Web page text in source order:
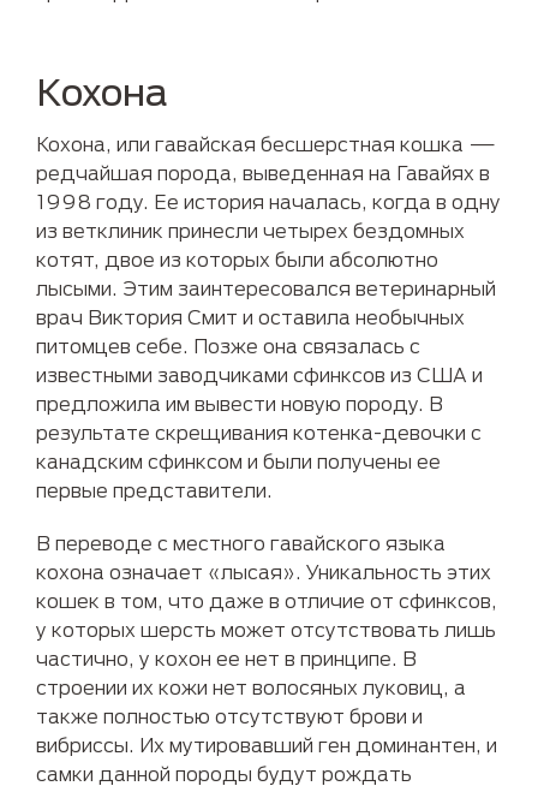
Кохона
Кохона, или гавайская бесшерстная кошка —
редчайшая порода, выведенная на Гавайях в
1998 году. Ее история началась, когда в одну
из ветклиник принесли четырех бездомных
котят, двое из которых были абсолютно
лысыми. Этим заинтересовался ветеринарный
врач Виктория Смит и оставила необычных
питомцев себе. Позже она связалась с
известными заводчиками сфинксов из США и
предложила им вывести новую породу. В
результате скрещивания котенка-девочки с
канадским сфинксом и были получены ее
первые представители.
В переводе с местного гавайского языка
кохона означает «лысая». Уникальность этих
кошек в том, что даже в отличие от сфинксов,
у которых шерсть может отсутствовать лишь
частично, у кохон ее нет в принципе. В
строении их кожи нет волосяных луковиц, а
также полностью отсутствуют брови и
вибриссы. Их мутировавший ген доминантен, и
самки данной породы будут рождать